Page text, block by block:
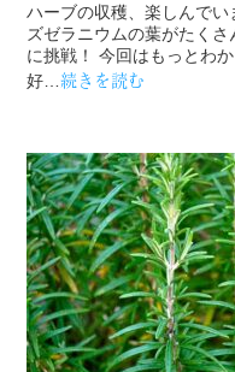
ハーブの収穫、楽しんで
ズゼラニウムの葉がたく
に挑戦！ 今回はもっとわ
好…続きを読む